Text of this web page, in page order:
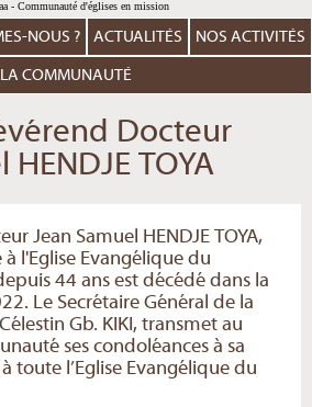
NOUS ? ACTUALITÉS NOS ACTIVITÉS
LA COMMUNAUTÉ
Docteur
TOYA
Jean Samuel HENDJE TOYA,
à l'Eglise Evangélique du
44 ans est décédé dans la
Le Secrétaire Général de la
Gb. KIKI, transmet au
ses condoléances à sa
toute l’Eglise Evangélique du